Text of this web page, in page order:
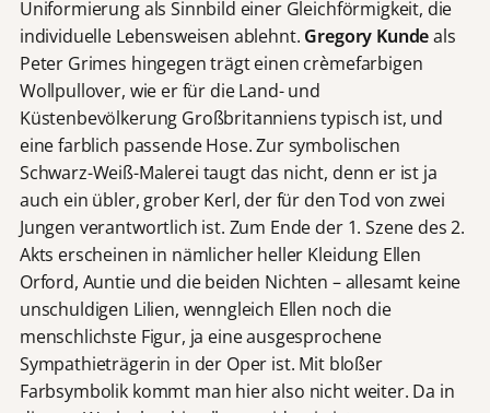
Uniformierung als Sinnbild einer Gleichförmigkeit, die
individuelle Lebensweisen ablehnt. Gregory Kundeals
Peter Grimes hingegen trägt einen crèmefarbigen
Wollpullover, wie er für die Land- und
Küstenbevölkerung Großbritanniens typisch ist, und
eine farblich passende Hose. Zur symbolischen
Schwarz-Weiß-Malerei taugt das nicht, denn er ist ja
auch ein übler, grober Kerl, der für den Tod von zwei
Jungen verantwortlich ist. Zum Ende der 1. Szene des 2.
Akts erscheinen in nämlicher heller Kleidung Ellen
Orford, Auntie und die beiden Nichten – allesamt keine
unschuldigen Lilien, wenngleich Ellen noch die
menschlichste Figur, ja eine ausgesprochene
Sympathieträgerin in der Oper ist. Mit bloßer
Farbsymbolik kommt man hier also nicht weiter. Da in